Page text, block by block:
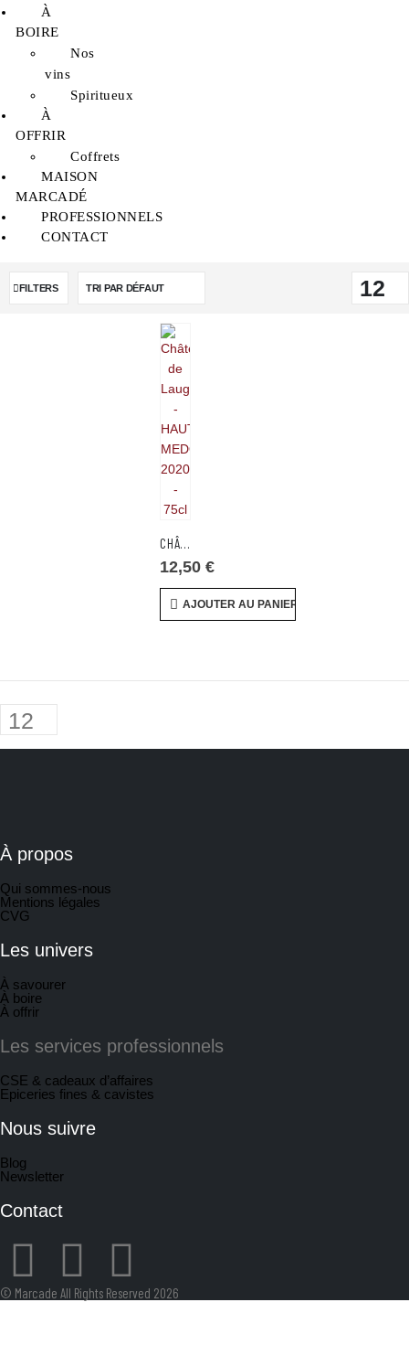
À
BOIRE
Nos
vins
Spiritueux
À
OFFRIR
Coffrets
MAISON
MARCADÉ
PROFESSIONNELS
CONTACT
FILTERS
CHÂTEAU DE LAUGA – HAUT-MEDOC 2020 – 75CL
12,50 €
AJOUTER AU PANIER
À propos
Qui sommes-nous
Mentions légales
CVG
Les univers
À savourer
À boire
À offrir
Les services professionnels
CSE & cadeaux d’affaires
Epiceries fines & cavistes
Nous suivre
Blog
Newsletter
Contact
© Marcade All Rights Reserved 2026